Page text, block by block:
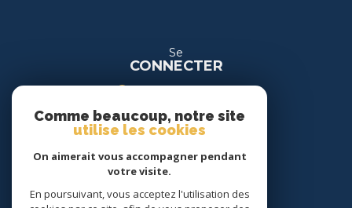
Se
CONNECTER
espace location
Nous
SUIVRE
Comme beaucoup, notre site
utilise les cookies
On aimerait vous accompagner pendant
votre visite.
En poursuivant, vous acceptez l'utilisation des